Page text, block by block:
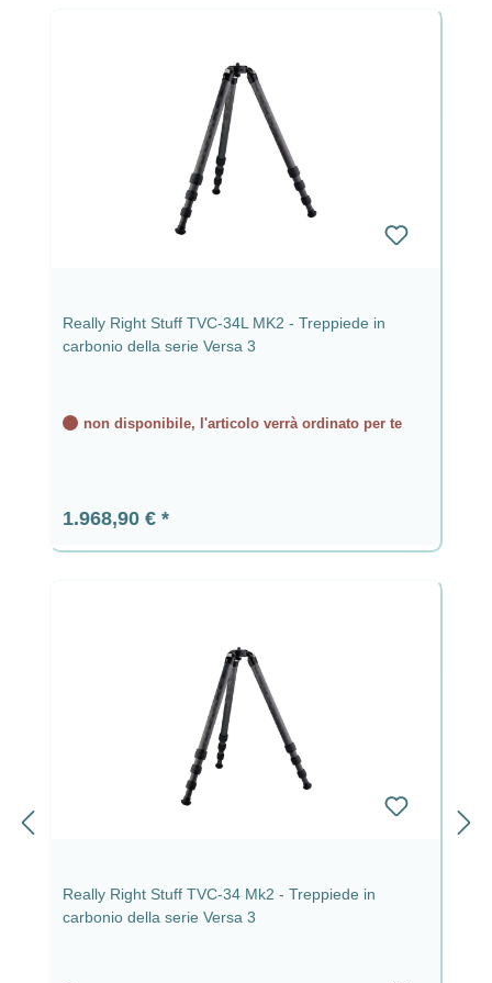
Really Right Stuff TVC-34L MK2 - Treppiede in
carbonio della serie Versa 3
non disponibile, l'articolo verrà ordinato per te
Prezzo normale:
1.968,90 €
Really Right Stuff TVC-34 Mk2 - Treppiede in
carbonio della serie Versa 3